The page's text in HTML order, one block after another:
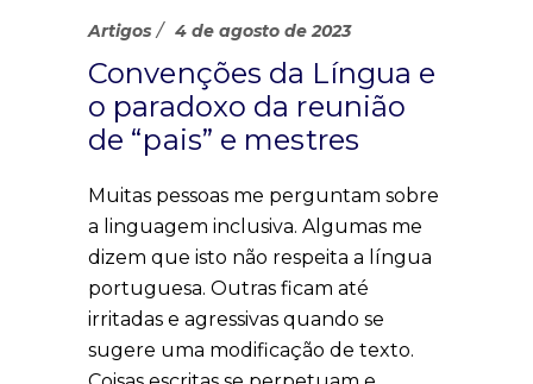
Artigos 4 de agosto de 2023
Convenções da Língua e
o paradoxo da reunião
de “pais” e mestres
Muitas pessoas me perguntam sobre
a linguagem inclusiva. Algumas me
dizem que isto não respeita a língua
portuguesa. Outras ficam até
irritadas e agressivas quando se
sugere uma modificação de texto.